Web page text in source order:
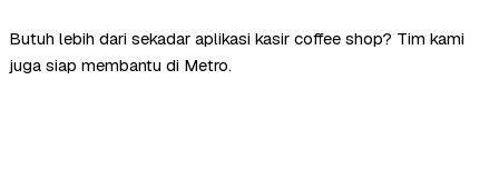
Butuh lebih dari sekadar aplikasi kasir coffee shop? Tim kami
juga siap membantu di Metro.